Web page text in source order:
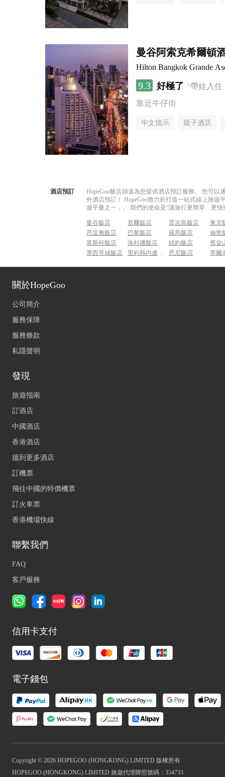
曼谷阿索克希爾頓
Hilton Bangkok Grande
9.3 好極了 “帶娃入
靠近牛仔街
中文指示 親子酒店
酒店預訂
HopeGoo飯店頻道為您提供酒店預訂服務。 您可
外酒店預訂！ HopeGoo致力於打造一站式線上旅
遊平臺之一，。 我們的使命是“讓旅行更簡單、更
曼谷飯店 首爾飯店 普吉島飯店
東京
芭堤雅飯店
巴黎飯店 羅馬飯店
倫敦
莫斯科飯店
洛杉磯飯店 紐約飯店
舊金
墨西哥城飯店
里約熱內盧飯店 悉尼飯店 墨爾
關於HopeGoo
公司簡介
服務保障
服務條款
私隱聲明
發現
旅遊指南
訂酒店
中國酒店
香港酒店
搵到更多酒店
訂機票
飛往中國的特價機票
訂火車票
香港機場快線
聯繫我們
FAQ
客戶服務
信用卡支付
電子錢包
Copyright © 2026 HOPEGOO (HONGKONG) LIMITED 版權所有
HOPEGOO (HONGKONG) LIMITED 旅遊代理牌照號碼：354733